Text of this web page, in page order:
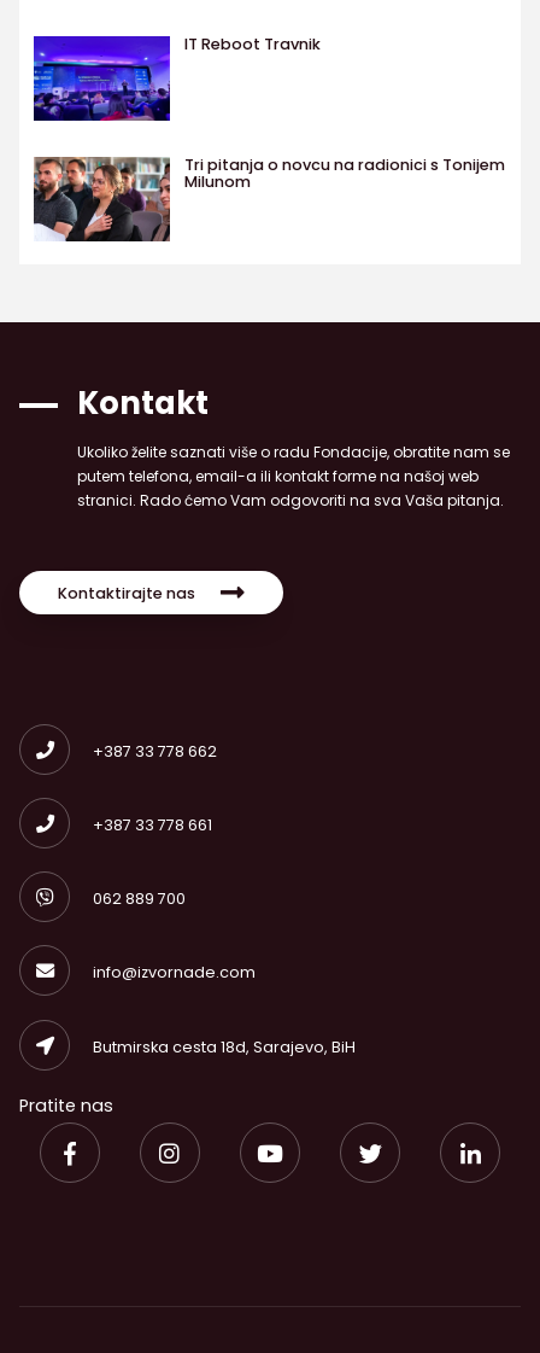
IT Reboot Travnik
Tri pitanja o novcu na radionici s Tonijem
Milunom
Kontakt
Ukoliko želite saznati više o radu Fondacije, obratite nam se
putem telefona, email-a ili kontakt forme na našoj web
stranici. Rado ćemo Vam odgovoriti na sva Vaša pitanja.
Kontaktirajte nas
+387 33 778 662
+387 33 778 661
062 889 700
info@izvornade.com
Butmirska cesta 18d, Sarajevo, BiH
Pratite nas